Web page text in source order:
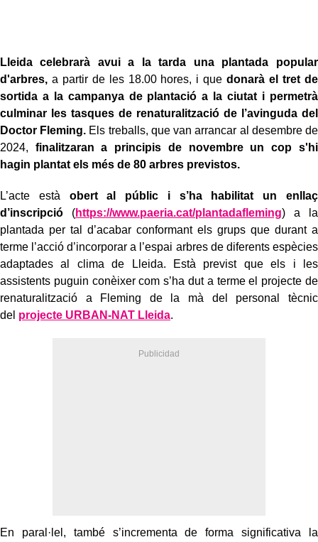
Lleida celebrarà avui a la tarda una plantada popular
d'arbres, a partir de les 18.00 hores, i quedonarà el tret de
sortida a la campanya de plantació a la ciutat i permetrà
culminar les tasques de renaturalització de l’avinguda del
Doctor Fleming. Els treballs, que van arrancar al desembre de
2024, finalitzaran a principis de novembre un cop s'hi
hagin plantat els més de 80 arbres previstos.
L’acte està obert al públic i s’ha habilitat un enllaç
d’inscripció (https://www.paeria.cat/plantadafleming) a la
plantada per tal d’acabar conformant els grups que durant a
terme l’acció d’incorporar a l’espai arbres de diferents espècies
adaptades al clima de Lleida. Està previst que els i les
assistents puguin conèixer com s’ha dut a terme el projecte de
renaturalització a Fleming de la mà del personal tècnic
del projecte URBAN-NAT Lleida.
En paral·lel, també s’incrementa de forma significativa la